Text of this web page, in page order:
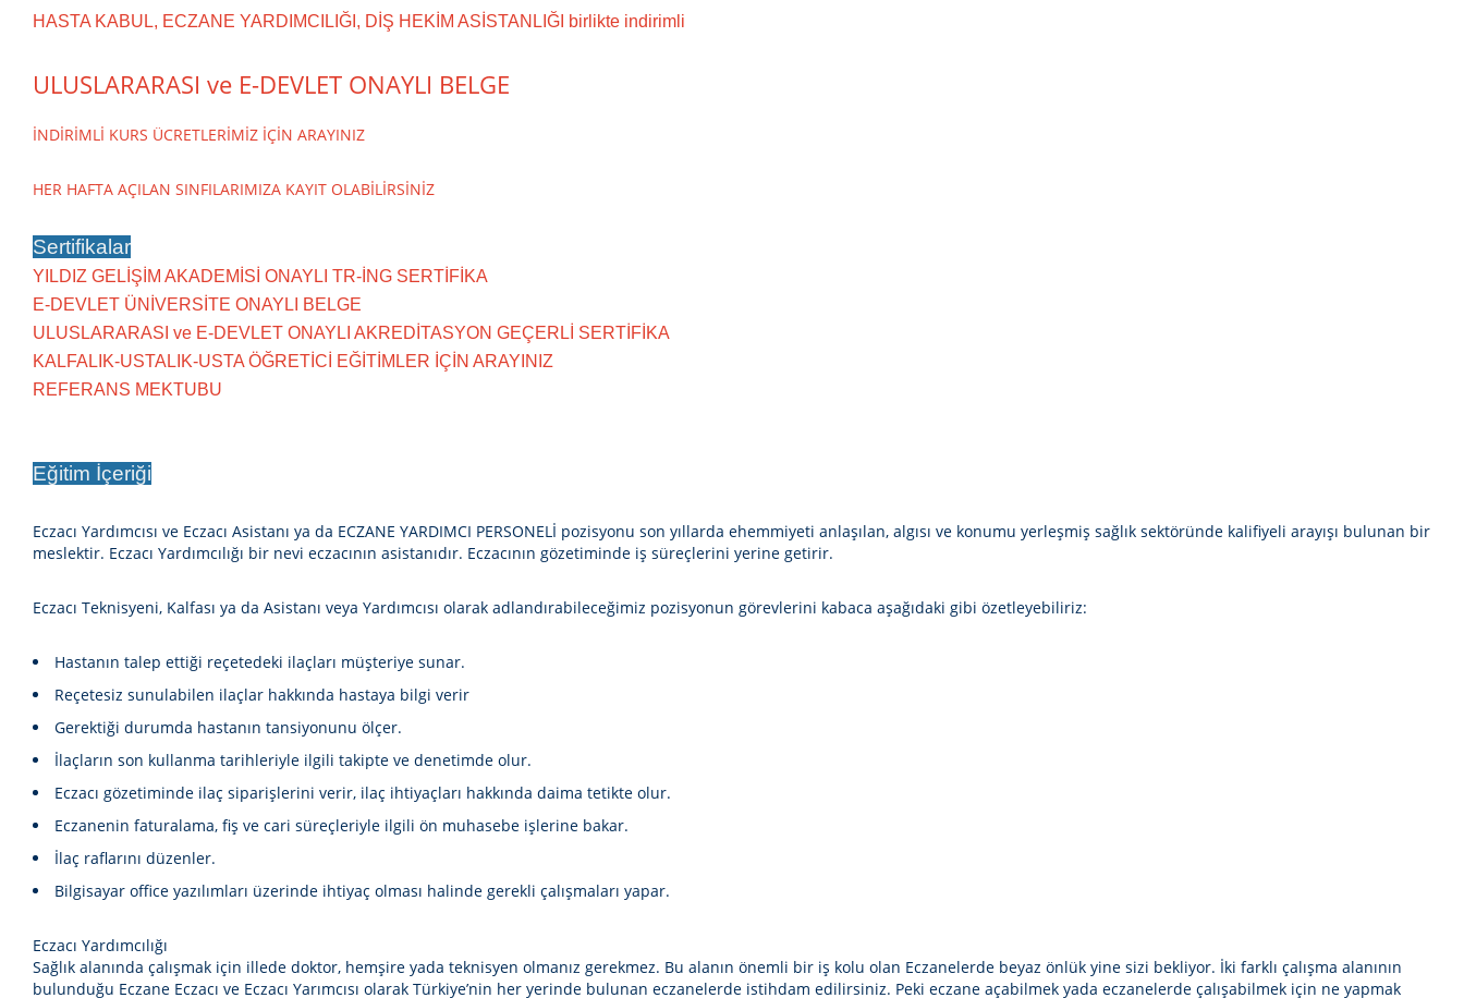
HASTA KABUL, ECZANE YARDIMCILIĞI, DİŞ HEKİM ASİSTANLIĞI birlikte indirimli
ULUSLARARASI ve E-DEVLET ONAYLI BELGE
İNDİRİMLİ KURS ÜCRETLERİMİZ İÇİN ARAYINIZ
HER HAFTA AÇILAN SINFILARIMIZA KAYIT OLABİLİRSİNİZ
Sertifikalar
YILDIZ GELİŞİM AKADEMİSİ ONAYLI TR-İNG SERTİFİKA
E-DEVLET ÜNİVERSİTE ONAYLI BELGE
ULUSLARARASI ve E-DEVLET ONAYLI AKREDİTASYON GEÇERLİ SERTİFİKA
KALFALIK-USTALIK-USTA ÖĞRETİCİ EĞİTİMLER İÇİN ARAYINIZ
REFERANS MEKTUBU
Eğitim İçeriği
Eczacı Yardımcısı ve Eczacı Asistanı ya da ECZANE YARDIMCI PERSONELİ pozisyonu son yıllarda ehemmiyeti anlaşılan, algısı ve konumu yerleşmiş sağlık sektöründe kalifiyeli arayışı bulunan bir
meslektir. Eczacı Yardımcılığı bir nevi eczacının asistanıdır. Eczacının gözetiminde iş süreçlerini yerine getirir.
Eczacı Teknisyeni, Kalfası ya da Asistanı veya Yardımcısı olarak adlandırabileceğimiz pozisyonun görevlerini kabaca aşağıdaki gibi özetleyebiliriz:
Hastanın talep ettiği reçetedeki ilaçları müşteriye sunar.
Reçetesiz sunulabilen ilaçlar hakkında hastaya bilgi verir
Gerektiği durumda hastanın tansiyonunu ölçer.
İlaçların son kullanma tarihleriyle ilgili takipte ve denetimde olur.
Eczacı gözetiminde ilaç siparişlerini verir, ilaç ihtiyaçları hakkında daima tetikte olur.
Eczanenin faturalama, fiş ve cari süreçleriyle ilgili ön muhasebe işlerine bakar.
İlaç raflarını düzenler.
Bilgisayar office yazılımları üzerinde ihtiyaç olması halinde gerekli çalışmaları yapar.
Eczacı Yardımcılığı
Sağlık alanında çalışmak için illede doktor, hemşire yada teknisyen olmanız gerekmez. Bu alanın önemli bir iş kolu olan Eczanelerde beyaz önlük yine sizi bekliyor. İki farklı çalışma alanının
bulunduğu Eczane Eczacı ve Eczacı Yarımcısı olarak Türkiye’nin her yerinde bulunan eczanelerde istihdam edilirsiniz. Peki eczane açabilmek yada eczanelerde çalışabilmek için ne yapmak